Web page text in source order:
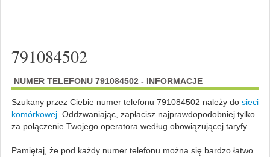
791084502
NUMER TELEFONU 791084502 - INFORMACJE
Szukany przez Ciebie numer telefonu 791084502 należy do sieci
komórkowej. Oddzwaniając, zapłacisz najprawdopodobniej tylko
za połączenie Twojego operatora według obowiązującej taryfy.
Pamiętaj, że pod każdy numer telefonu można się bardzo łatwo